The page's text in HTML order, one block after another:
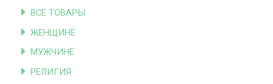
ВСЕ ТОВАРЫ
ЖЕНЩИНЕ
МУЖЧИНЕ
РЕЛИГИЯ